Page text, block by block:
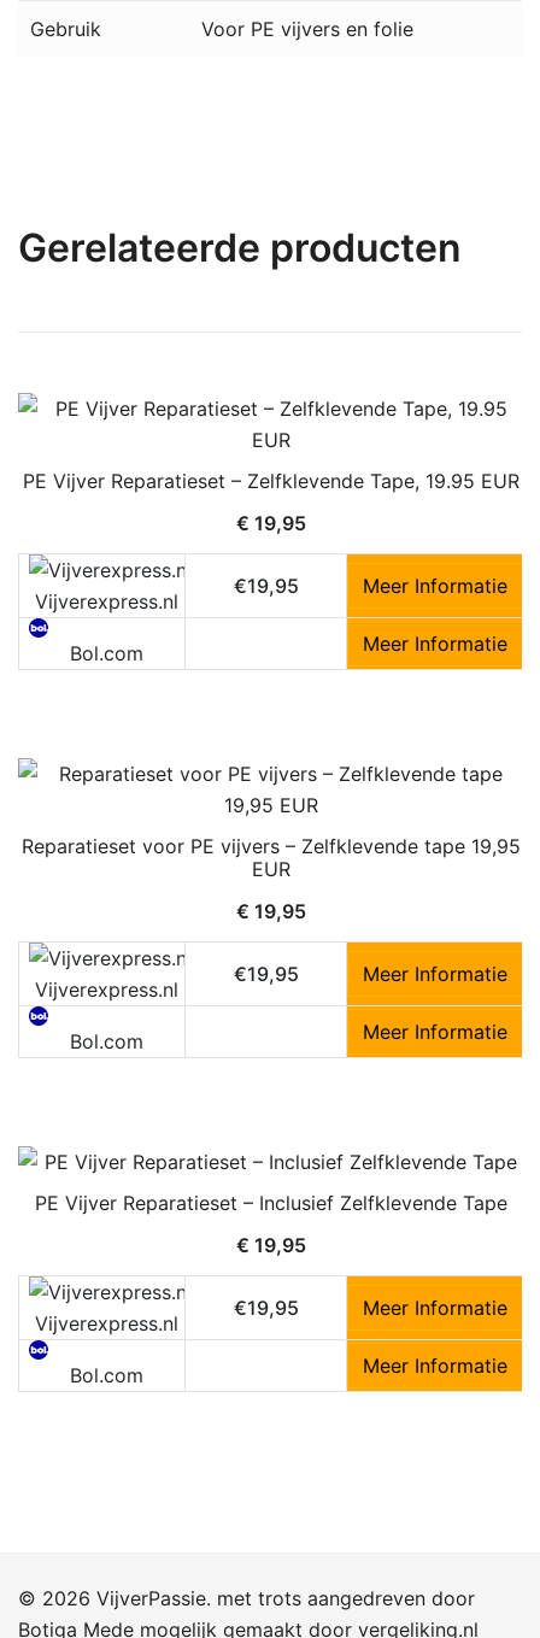
Gebruik Voor PE vijvers en folie
Gerelateerde producten
PE Vijver Reparatieset – Zelfklevende Tape, 19.95 EUR
€ 19,95
Vijverexpress.nl
€19,95 Meer Informatie
Bol.com Meer Informatie
Reparatieset voor PE vijvers – Zelfklevende tape 19,95
EUR
€ 19,95
Vijverexpress.nl
€19,95 Meer Informatie
Bol.com Meer Informatie
PE Vijver Reparatieset – Inclusief Zelfklevende Tape
€ 19,95
Vijverexpress.nl
€19,95 Meer Informatie
Bol.com Meer Informatie
© 2026 VijverPassie. met trots aangedreven door
Botiga Mede mogelijk gemaakt door vergeliking.nl